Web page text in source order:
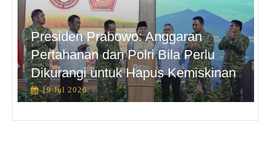
Presiden Prabowo: Anggaran
Pertahanan dan Polri Bila Perlu
Dikurangi untuk Hapus Kemiskinan
19 Jul 2026